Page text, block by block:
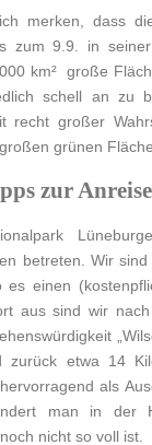
merken, dass
zum 9.9. in
km² große
schell an zu
recht großer
grünen
zur Anreise
betreten. Wir
es einen
aus sind wir
zurück etwa 14
als
man in der
nicht so voll ist.